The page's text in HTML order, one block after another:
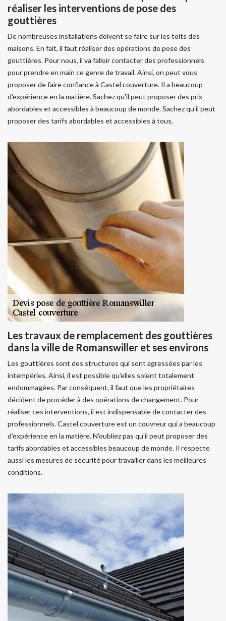
réaliser les interventions de pose des
gouttières
De nombreuses installations doivent se faire sur les toits des
maisons. En fait, il faut réaliser des opérations de pose des
gouttières. Pour nous, il va falloir contacter des professionnels
pour prendre en main ce genre de travail. Ainsi, on peut vous
proposer de faire confiance à Castel couverture. Il a beaucoup
d'expérience en la matière. Sachez qu'il peut proposer des prix
abordables et accessibles à beaucoup de monde. Sachez qu'il peut
proposer des tarifs abordables et accessibles à tous.
Les travaux de remplacement des gouttières
dans la ville de Romanswiller et ses environs
Les gouttières sont des structures qui sont agressées par les
intempéries. Ainsi, il est possible qu'elles soient totalement
endommagées. Par conséquent, il faut que les propriétaires
décident de procéder à des opérations de changement. Pour
réaliser ces interventions, il est indispensable de contacter des
professionnels. Castel couverture est un couvreur qui a beaucoup
d'expérience en la matière. N'oubliez pas qu'il peut proposer des
tarifs abordables et accessibles beaucoup de monde. Il respecte
aussi les mesures de sécurité pour travailler dans les meilleures
conditions.